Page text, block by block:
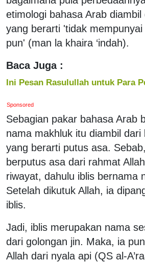
etimologi bahasa Arab
yang berarti 'tidak
pun' (man la khaira ‘indah).
Baca Juga :
Ini Pesan Rasulullah untuk Para
Sponsored
Sebagian pakar bahasa Arab
nama makhluk itu diambil dari
yang berarti putus asa.
berputus asa dari rahmat
riwayat, dahulu iblis bernama
Setelah dikutuk Allah, ia
iblis.
Jadi, iblis merupakan nama
dari golongan jin. Maka, ia
Allah dari nyala api (QS al-